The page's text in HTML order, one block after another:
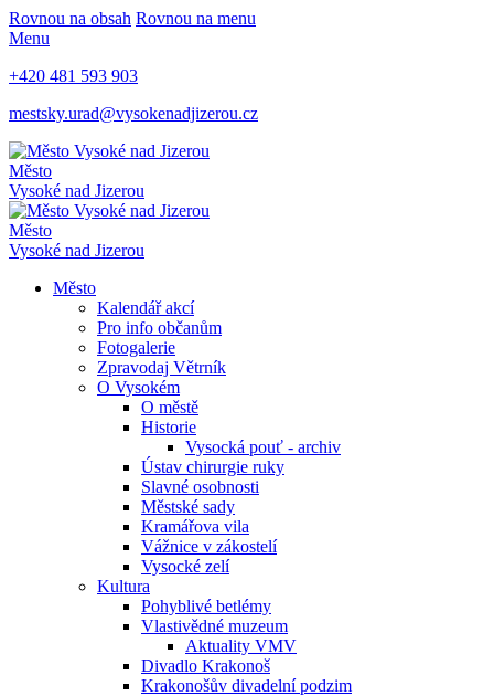
Rovnou na obsah Rovnou na menu
Menu
+420 481 593 903
mestsky.urad@vysokenadjizerou.cz
Město
Vysoké nad Jizerou
Město
Vysoké nad Jizerou
Město
Kalendář akcí
Pro info občanům
Fotogalerie
Zpravodaj Větrník
O Vysokém
O městě
Historie
Vysocká pouť - archiv
Ústav chirurgie ruky
Slavné osobnosti
Městské sady
Kramářova vila
Vážnice v zákostelí
Vysocké zelí
Kultura
Pohyblivé betlémy
Vlastivědné muzeum
Aktuality VMV
Divadlo Krakonoš
Krakonošův divadelní podzim